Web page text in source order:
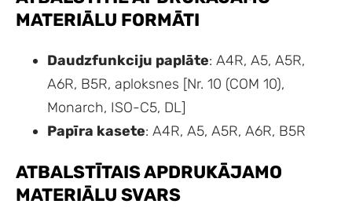
MATERIĀLU FORMĀTI
Daudzfunkciju paplāte: A4R, A5, A5R,
A6R, B5R, aploksnes [Nr. 10 (COM 10),
Monarch, ISO-C5, DL]
Papīra kasete: A4R, A5, A5R, A6R, B5R
ATBALSTĪTAIS APDRUKĀJAMO
MATERIĀLU SVARS